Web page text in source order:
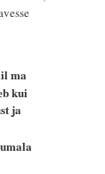
ma
kui
ja